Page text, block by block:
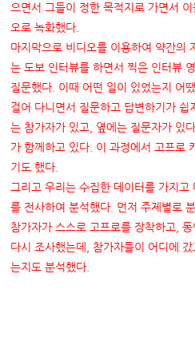
으면서 그들이 정한 목적지로 가면서
오로 녹화했다
마지막으로 비디오를 이용하여 약간의
는 도보 인터뷰를 하면서 찍은 인터뷰
질문했다 이때 어떤 일이 있었는지 어
걸어 다니면서 질문하고 답변하기가 쉽
는 참가자가 있고
옆에는 질문자가 있다
가 함께하고 있다 이 과정에서 고프로
기도 했다
그리고 우리는 수집한 데이터를 가지고
를 전사하여 분석했다 먼저 주제별로
참가자가 스스로 고프로를 장착하고
,동
다시 조사했는데
참가자들이 어디에 갔
는지도 분석했다